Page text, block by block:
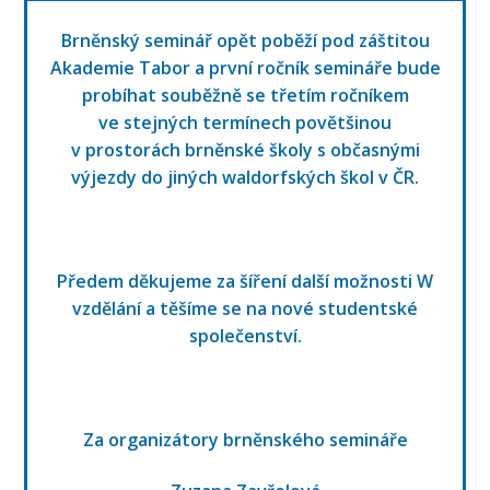
Brněnský seminář opět poběží pod záštitou
Akademie Tabor a první ročník semináře bude
probíhat souběžně se třetím ročníkem
ve stejných termínech povětšinou
v prostorách brněnské školy s občasnými
výjezdy do jiných waldorfských škol v ČR.
Předem děkujeme za šíření další možnosti W
vzdělání a těšíme se na nové studentské
společenství.
Za organizátory brněnského semináře